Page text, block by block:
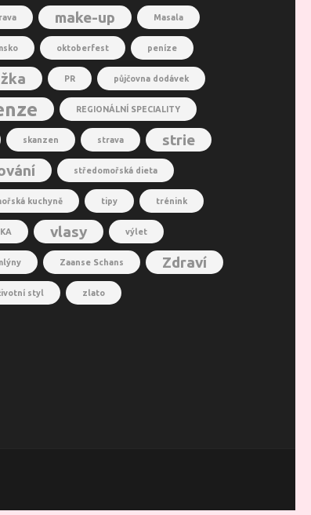
make-up Masala
oktoberfest peníze
PR půjčovna dodávek
REGIONÁLNÍ SPECIALITY
skanzen strava
strie
středomořská dieta
kuchyně tipy trénink
vlasy výlet
Zaanse Schans Zdraví
styl zlato